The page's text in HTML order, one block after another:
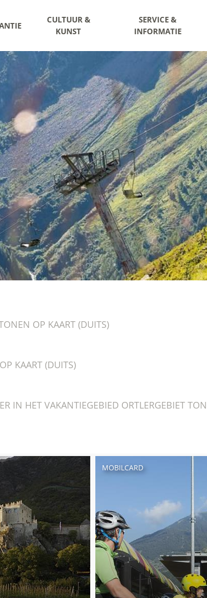
CULTUUR &
KUNST
SERVICE &
INFORMATIE
OP KAART (DUITS)
KAART (DUITS)
IN HET VAKANTIEGEBIED ORTLERGEBIET
MOBILCARD